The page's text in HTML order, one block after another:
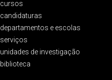
cursos
candidaturas
departamentos e escolas
serviços
unidades de investigação
biblioteca